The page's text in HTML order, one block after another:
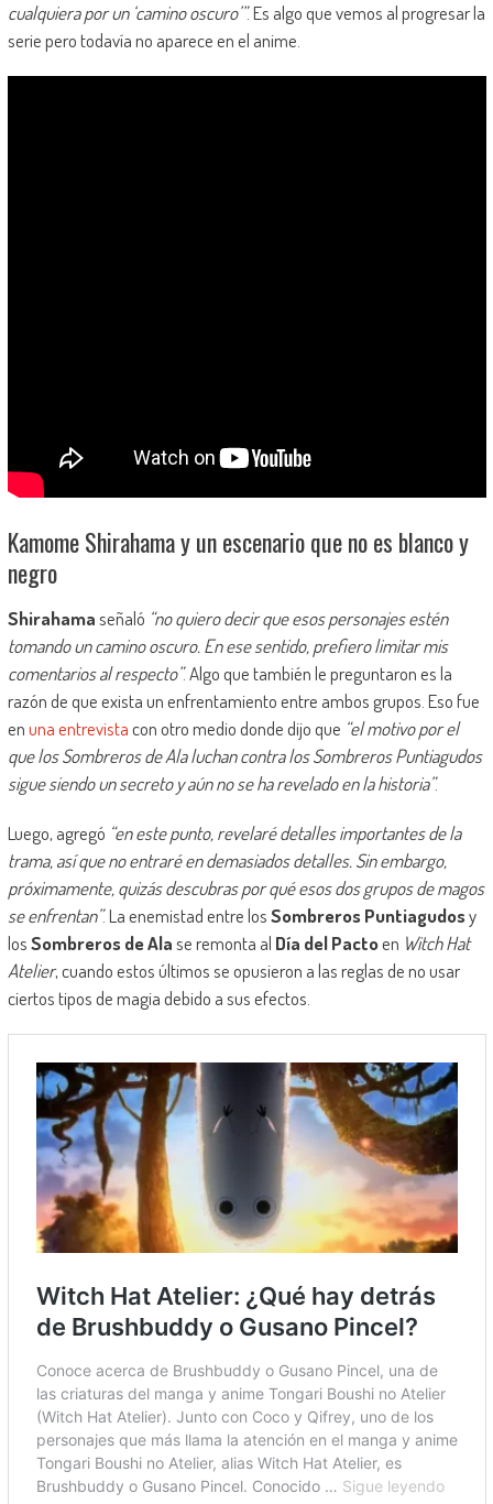
cualquiera por un ‘camino oscuro’”. Es algo que vemos al progresar la
serie pero todavía no aparece en el anime.
Kamome Shirahama y un escenario que no es blanco y
negro
Shirahamaseñaló “no quiero decir que esos personajes estén
tomando un camino oscuro. En ese sentido, prefiero limitar mis
comentarios al respecto”. Algo que también le preguntaron es la
razón de que exista un enfrentamiento entre ambos grupos. Eso fue
enuna entrevistacon otro medio donde dijo que “el motivo por el
que los Sombreros de Ala luchan contra los Sombreros Puntiagudos
sigue siendo un secreto y aún no se ha revelado en la historia”.
Luego, agregó “en este punto, revelaré detalles importantes de la
trama, así que no entraré en demasiados detalles. Sin embargo,
próximamente, quizás descubras por qué esos dos grupos de magos
se enfrentan”. La enemistad entre losSombreros Puntiagudosy
losSombreros de Alase remonta al Día del Pactoen Witch Hat
Atelier, cuando estos últimos se opusieron a las reglas de no usar
ciertos tipos de magia debido a sus efectos.